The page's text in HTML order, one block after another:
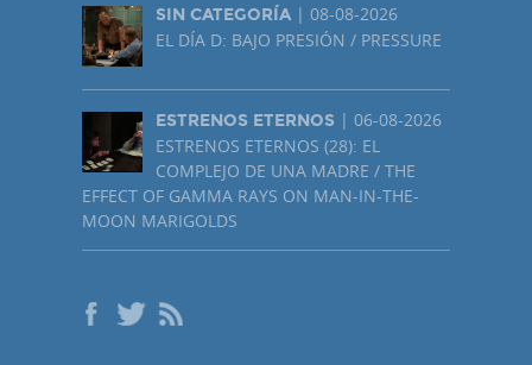
SIN CATEGORÍA | 08-08-2026
EL DÍA D: BAJO PRESIÓN / PRESSURE
ESTRENOS ETERNOS | 06-08-2026
ESTRENOS ETERNOS (28): EL
COMPLEJO DE UNA MADRE / THE
EFFECT OF GAMMA RAYS ON MAN-IN-THE-
MOON MARIGOLDS